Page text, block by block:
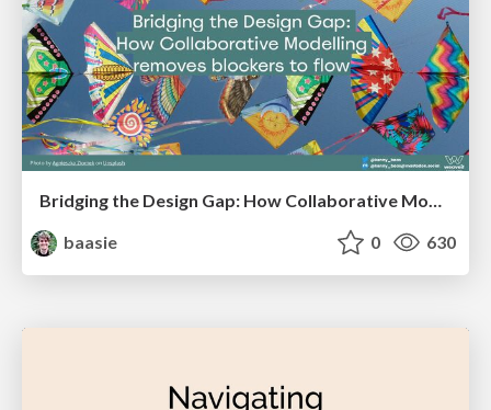
Bridging the Design Gap: How Collaborative Modelling removes blockers to flow between stakeholders and teams @FastFlow conf
baasie
0 630